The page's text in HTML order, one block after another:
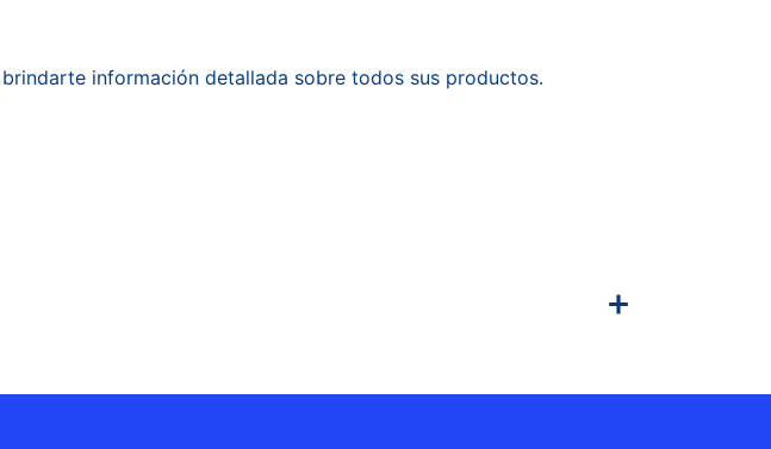
información detallada sobre todos sus productos.